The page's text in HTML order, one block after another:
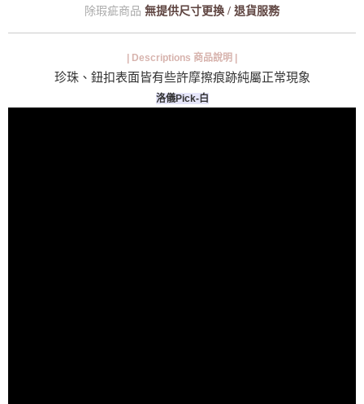
除瑕疵商品 無提供尺寸更換 / 退貨服務
| Descriptions 商品說明 |
珍珠、鈕扣表面皆有些許摩擦痕跡純屬正常現象
洛儀Pick-白